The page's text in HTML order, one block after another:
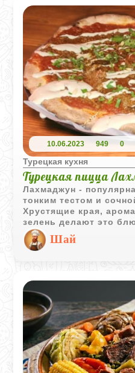
10.06.2023 949 0
Турецкая кухня
Турецкая пицца
Лахмаджун -
тонким тестом и
Хрустящие края,
зелень делают это
вариантом для
Шай